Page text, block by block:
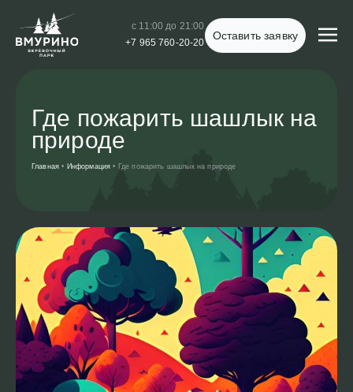
с 11:00 до 21:00
+7 965 760-20-20
Оставить заявку
Где пожарить шашлык на
природе
Главная • Информация • Где пожарить шашлык на природе